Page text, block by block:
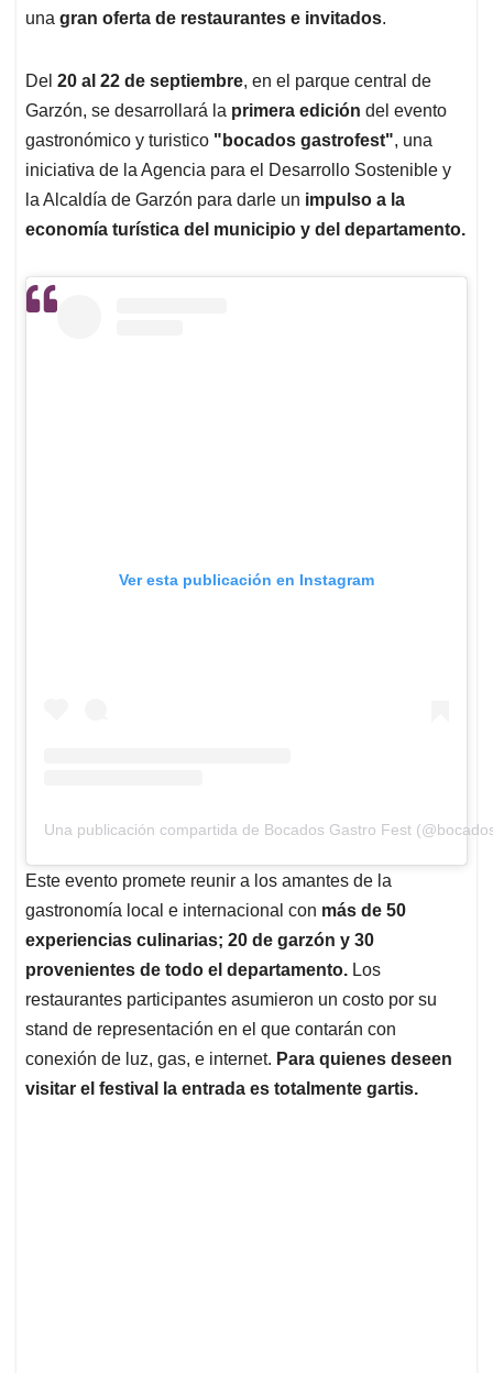
una gran oferta de restaurantes e invitados.
Del 20 al 22 de septiembre, en el parque central de
Garzón, se desarrollará la primera edición del evento
gastronómico y turistico "bocados gastrofest", una
iniciativa de la Agencia para el Desarrollo Sostenible y
la Alcaldía de Garzón para darle un impulso a la
economía turística del municipio y del departamento.
Ver esta publicación en Instagram
Una publicación compartida de Bocados Gastro Fest
Este evento promete reunir a los amantes de la
gastronomía local e internacional con más de 50
experiencias culinarias; 20 de garzón y 30
provenientes de todo el departamento. Los
restaurantes participantes asumieron un costo por su
stand de representación en el que contarán con
conexión de luz, gas, e internet. Para quienes deseen
visitar el festival la entrada es totalmente gartis.